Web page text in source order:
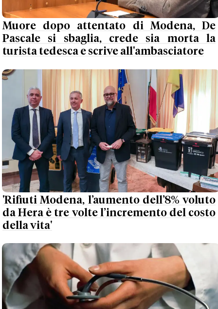
Muore dopo attentato di Modena, De
Pascale si sbaglia, crede sia morta la
turista tedesca e scrive all'ambasciatore
'Rifiuti Modena, l’aumento dell’8% voluto
da Hera è tre volte l’incremento del costo
della vita'